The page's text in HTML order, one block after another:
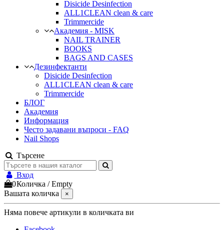
Disicide Desinfection
ALL1CLEAN clean & care
Trimmercide
Академия - MISK
NAIL TRAINER
BOOKS
BAGS AND CASES
Дезинфектанти
Disicide Desinfection
ALL1CLEAN clean & care
Trimmercide
БЛОГ
Академия
Информация
Често задавани въпроси - FAQ
Nail Shops
Търсене
Вход
0Количка /Empty
Вашата количка
×
Няма повече артикули в количката ви